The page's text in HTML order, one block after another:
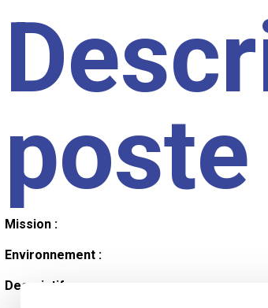
poste
Mission :
Environnement :
Descriptif :